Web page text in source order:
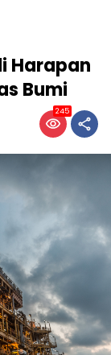
Harapan
Bumi
245